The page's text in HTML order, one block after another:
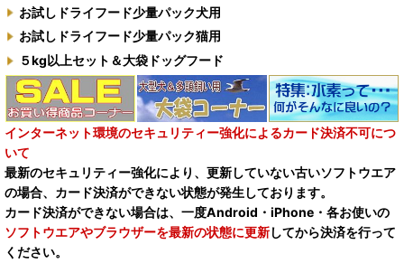
お試しドライフード少量パック犬用
お試しドライフード少量パック猫用
５kg以上セット＆大袋ドッグフード
インターネット環境のセキュリティー強化によるカード決済不可につ
いて
最新のセキュリティー強化により、更新していない古いソフトウエア
の場合、カード決済ができない状態が発生しております。
カード決済ができない場合は、一度Android・iPhone・各お使いの
ソフトウエアやブラウザーを最新の状態に更新してから決済を行って
ください。